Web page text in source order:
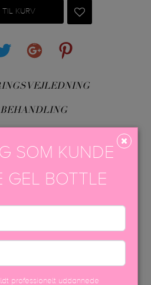
KURV
SOM KUNDE
GEL BOTTLE
professionelt uddannede